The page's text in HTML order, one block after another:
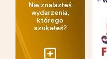
Nie znalazłeś
wydarzenia,
którego
szukałeś?